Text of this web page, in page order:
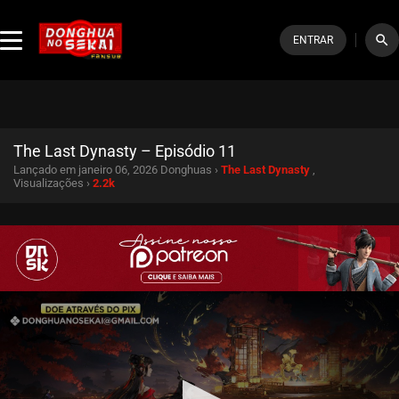
ENTRAR search
The Last Dynasty – Episódio 11
Lançado em janeiro 06, 2026 Donghuas › The Last Dynasty
Visualizações › 2.2k